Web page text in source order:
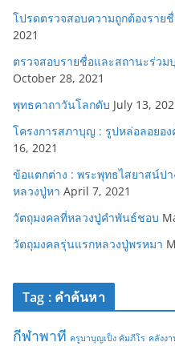
โปรดตรวจสอบความถูกต้องราย
2021
ตรวจสอบรายชื่อและสถานะร่ว
October 28, 2021
พุทธคาถาวันโลกดับ July 13,
โครงการสภาบุญ : รูปหล่อลอยอ
16, 2021
ข้อแตกต่าง : พระพุทธไสยาสน์ป
หลวงปู่หา April 7, 2021
วัตถุมงคลที่หลวงปู่คำพันธ์ชอบ
วัตถุมงคลรุ่นแรกหลวงปู่พรหมา
Tag : คำค้นหา
กีฬาพาที ครูบาบุญเป็ง คัมภีโร คลังง